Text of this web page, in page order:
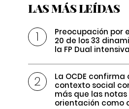
LAS MÁS LEÍDAS
Preocupación por
20 de los 33
la FP Dual intensiva
La OCDE confirma
contexto social
más que las notas
orientación como